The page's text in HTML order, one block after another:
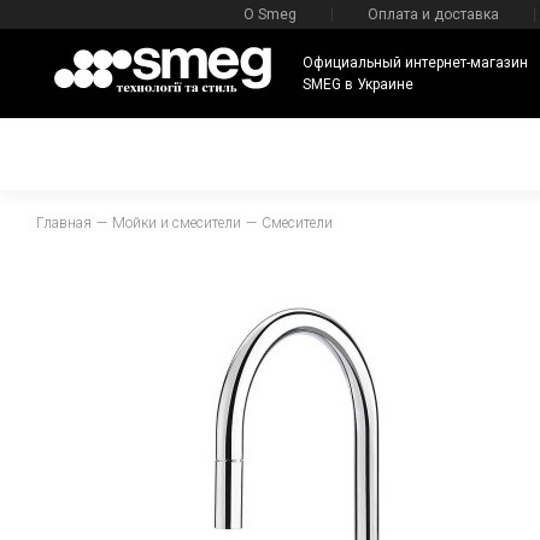
О Smeg Оплата и доставка
Официальный интернет-магазин
SMEG в Украине
Главная Мойки и смесители Смесители